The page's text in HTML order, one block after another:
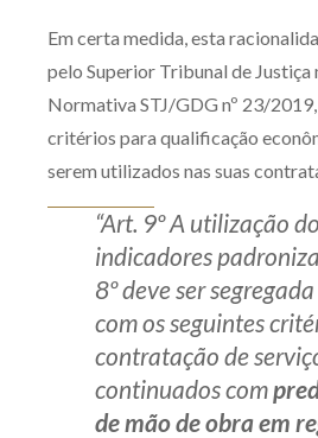
Em certa medida, esta
pelo Superior Tribunal de Justiça
Normativa STJ/GDG nº 23/
critérios para qualificação
serem utilizados nas suas
“Art. 9º A utilização
indicadores
8º deve ser
com os seguintes
contratação de
continuados com
de mão de obra em